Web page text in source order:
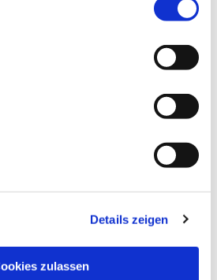
Details zeigen
zulassen
Sie auch